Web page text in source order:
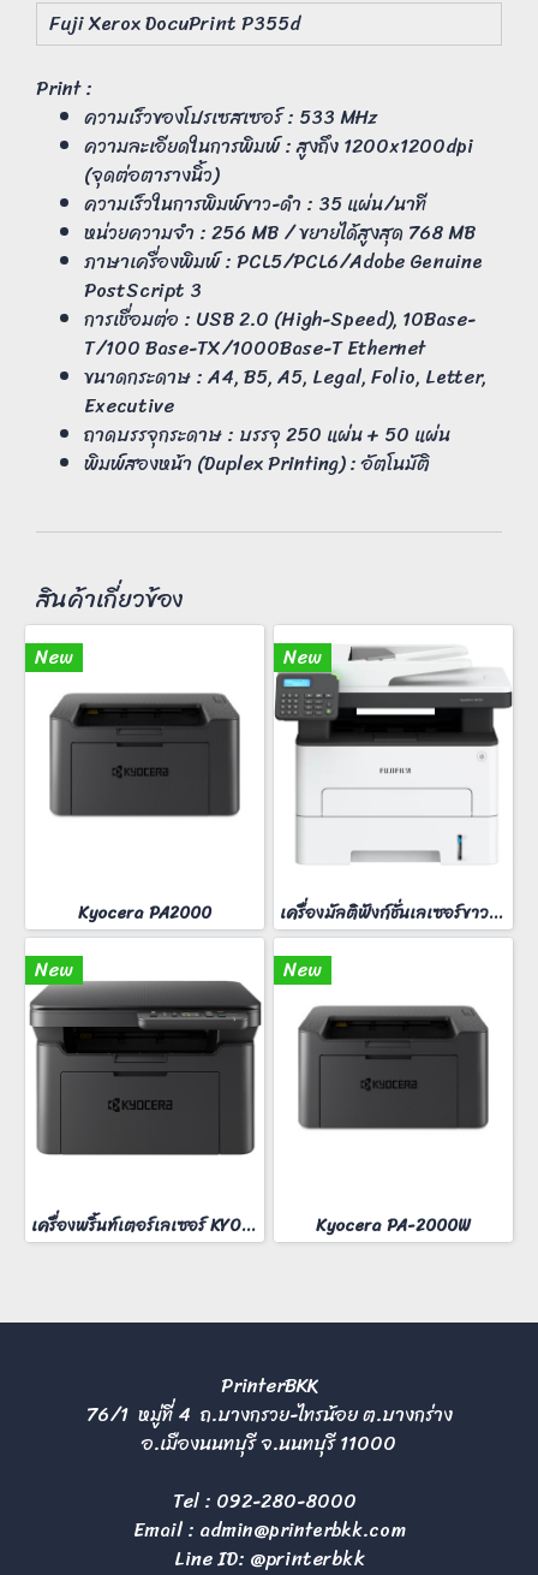
Fuji Xerox DocuPrint P355d
Print :
ความเร็วของโปรเซสเซอร์ : 533 MHz
ความละเอียดในการพิมพ์ : สูงถึง 1200x1200dpi
(จุดต่อตารางนิ้ว)
ความเร็วในการพิมพ์ขาว-ดำ : 35 แผ่น/นาที
หน่วยความจำ : 256 MB / ขยายได้สูงสุด 768 MB
ภาษาเครื่องพิมพ์ : PCL5/PCL6/Adobe Genuine
PostScript 3
การเชื่อมต่อ : USB 2.0 (High-Speed), 10Base-
T/100 Base-TX/1000Base-T Ethernet
ขนาดกระดาษ : A4, B5, A5, Legal, Folio, Letter,
Executive
ถาดบรรจุกระดาษ : บรรจุ 250 แผ่น + 50 แผ่น
พิมพ์สองหน้า (Duplex Printing) : อัตโนมัติ
สินค้าเกี่ยวข้อง
New
Kyocera PA2000
New
เครื่องมัลติฟังก์ชั่นเลเซอร์ขาวดำ FUJIFilm ApeosPort 3410SD
New
เครื่องพริ้นท์เตอร์เลเซอร์ KYOCERA MA-2000W
New
Kyocera PA-2000W
PrinterBKK
76/1 หมู่ที่ 4 ถ.บางกรวย-ไทรน้อย ต.บางกร่าง
อ.เมืองนนทบุรี จ.นนทบุรี 11000
Tel : 092-280-8000
Email : admin@printerbkk.com
Line ID: @printerbkk